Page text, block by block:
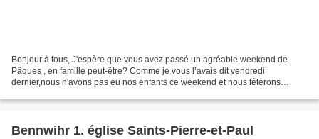
Bonjour à tous, J'espère que vous avez passé un agréable weekend de
Pâques , en famille peut-être? Comme je vous l’avais dit vendredi
dernier,nous n'avons pas eu nos enfants ce weekend et nous fêterons
Bennwihr 1. église Saints-Pierre-et-Paul